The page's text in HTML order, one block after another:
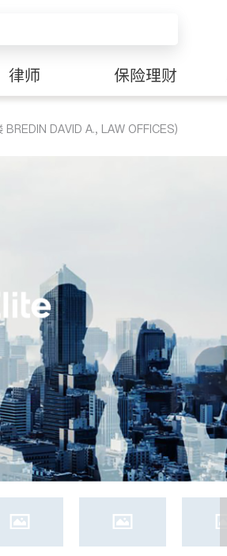
律师 保险理财
DAVID A., LAW OFFICES)